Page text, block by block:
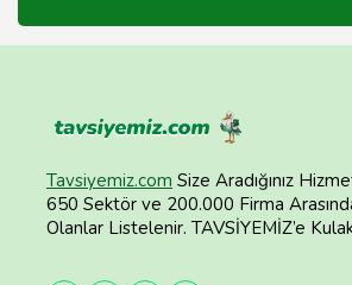
Tavsiyemiz.com Size Aradığınız
650 Sektör ve 200.000 Firma
Olanlar Listelenir. TAVSİYEMİZ’e Kulak